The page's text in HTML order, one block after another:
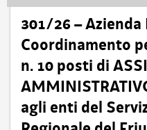
301/26 –
Coordinamento
n. 10 posti di
agli enti del